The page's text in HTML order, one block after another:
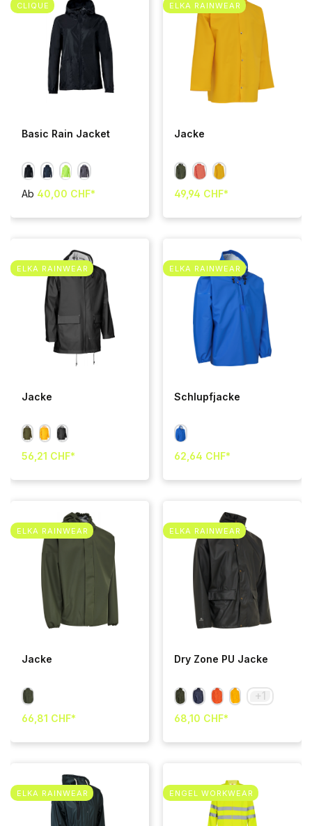
CLIQUE
Basic Rain Jacket
Ab 40,00 CHF*
ELKA RAINWEAR
Jacke
49,94 CHF*
ELKA RAINWEAR
Jacke
56,21 CHF*
ELKA RAINWEAR
Schlupfjacke
62,64 CHF*
ELKA RAINWEAR
Jacke
66,81 CHF*
ELKA RAINWEAR
Dry Zone PU Jacke
+1
68,10 CHF*
ELKA RAINWEAR ENGEL WORKWEAR